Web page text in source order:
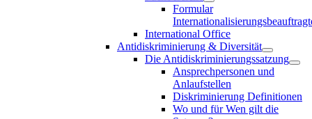
Formular
International Office
Antidiskriminierung & Diversität
Die Antidiskriminierungssatzung
Ansprechpersonen und
Anlaufstellen
Diskriminierung Definitionen
Wo und für Wen gilt die